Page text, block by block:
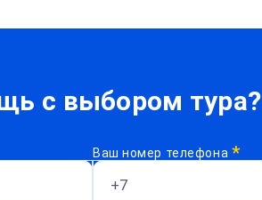
с выбором тура?
Ваш номер телефона *